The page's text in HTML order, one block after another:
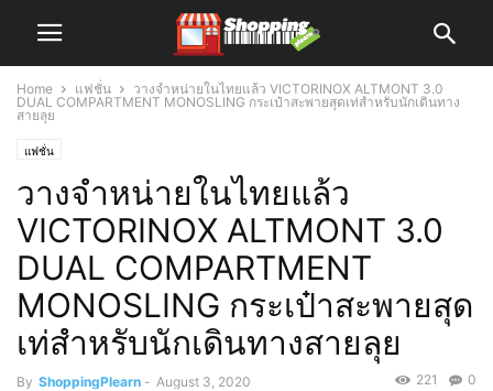
Home แฟชั่น
วางจำหน่ายในไทยแล้ว VICTORINOX ALTMONT 3.0
DUAL COMPARTMENT MONOSLING กระเป๋าสะพายสุดเท่สำหรับนักเดินทาง
สายลุย
แฟชั่น
วางจำหน่ายในไทยแล้ว
VICTORINOX ALTMONT 3.0
DUAL COMPARTMENT
MONOSLING กระเป๋าสะพายสุด
เท่สำหรับนักเดินทางสายลุย
By ShoppingPlearn - August 3, 2020 0
221